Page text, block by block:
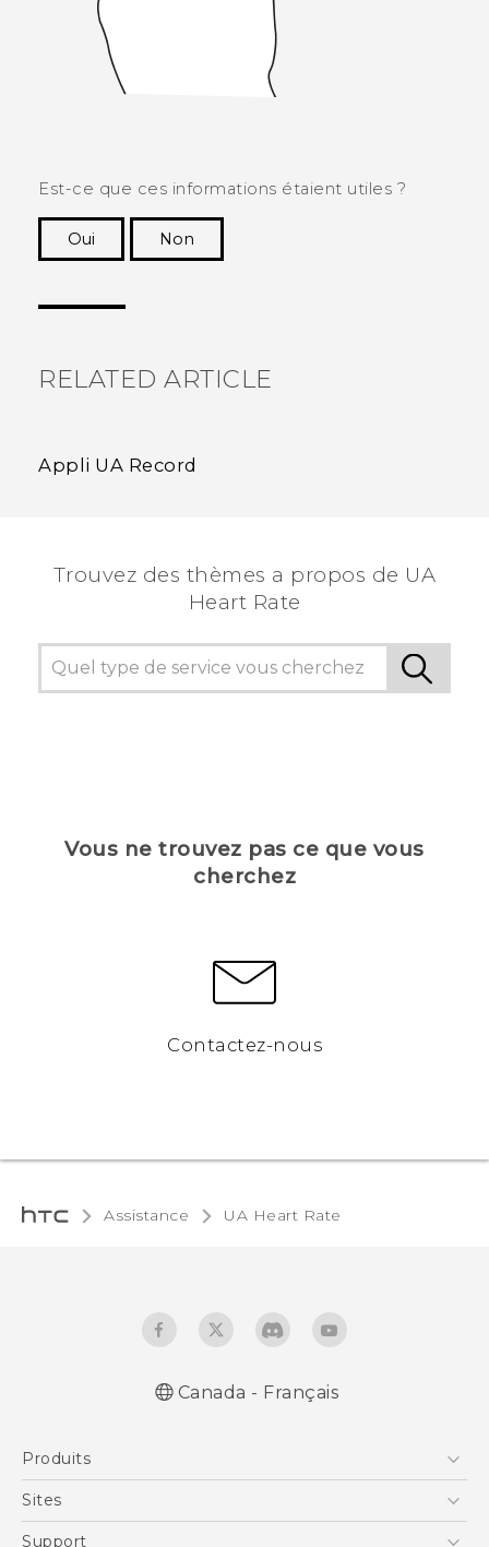
Est-ce que ces informations étaient utiles ?
Oui
Non
RELATED ARTICLE
Appli UA Record
Trouvez des thèmes a propos de UA
Heart Rate
Vous ne trouvez pas ce que vous
cherchez
Contactez-nous
Assistance UA Heart Rate‎
Canada - Français
Produits
5G
Sites
HTC Dev
Support